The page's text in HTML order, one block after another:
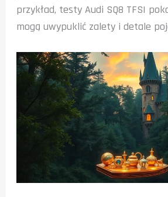
przykład, testy Audi SQ8 TFSI
mogą uwypuklić zalety i detale